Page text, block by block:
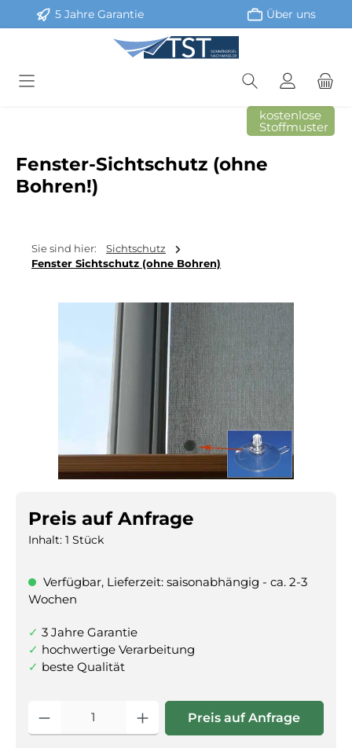
Zum Hauptinhalt springen
5 Jahre Garantie Über uns
kostenlose
Stoffmuster
Fenster-Sichtschutz (ohne
Bohren!)
Sie sind hier:
Sichtschutz
Fenster Sichtschutz (ohne Bohren)
Bildergalerie überspringen
Preis auf Anfrage
Inhalt: 1 Stück
Verfügbar, Lieferzeit: saisonabhängig - ca. 2-3
Wochen
3 Jahre Garantie
hochwertige Verarbeitung
beste Qualität
Produkt Anzahl: Gib den
Preis auf Anfrage